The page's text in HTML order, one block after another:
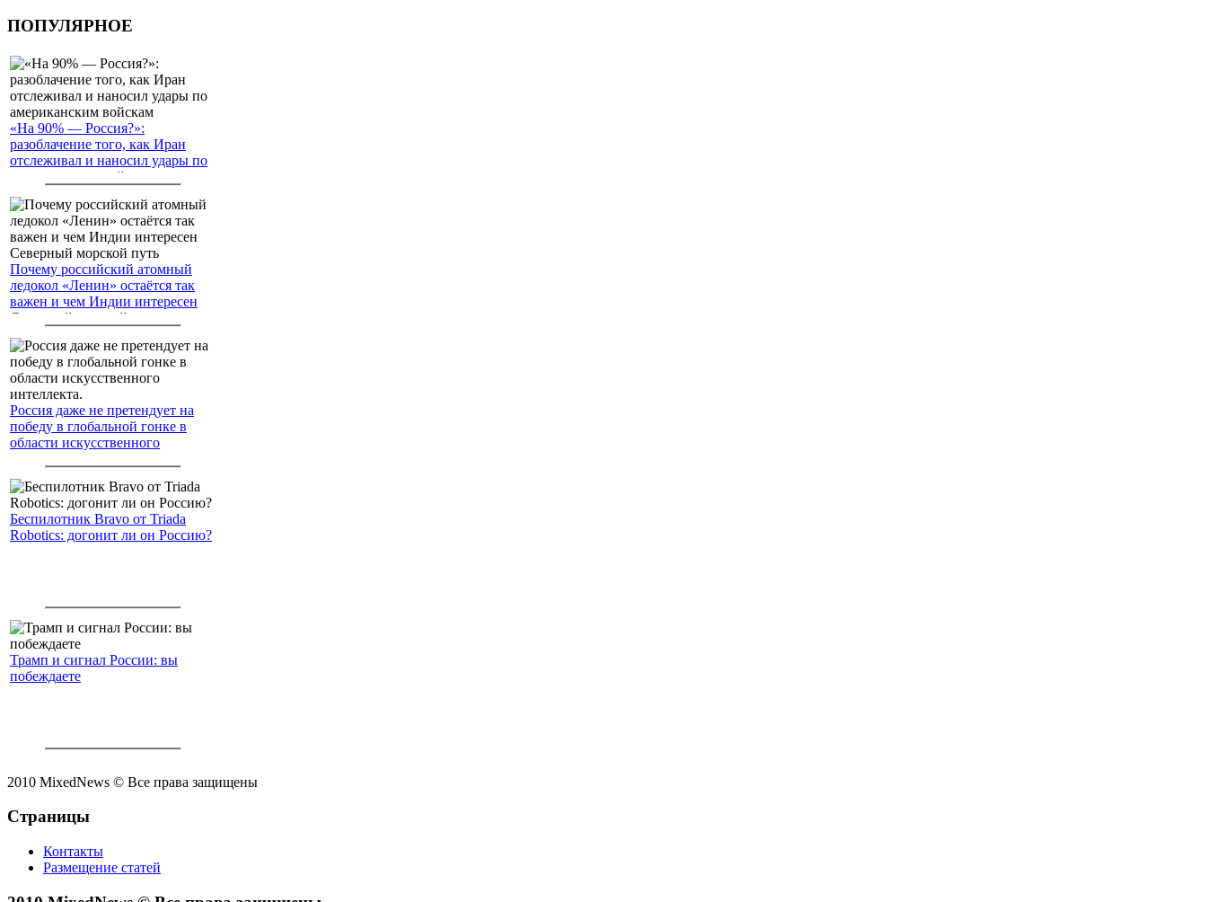
ПОПУЛЯРНОЕ
«На 90% — Россия?»:
разоблачение того, как Иран
отслеживал и наносил удары по
американским войскам
Почему российский атомный
ледокол «Ленин» остаётся так
важен и чем Индии интересен
Северный морской путь
Россия даже не претендует на
победу в глобальной гонке в
области искусственного
Беспилотник Bravo от Triada
Robotics: догонит ли он Россию?
Трамп и сигнал России: вы
побеждаете
2010 MixedNews © Все права защищены
Страницы
Контакты
Размещение статей